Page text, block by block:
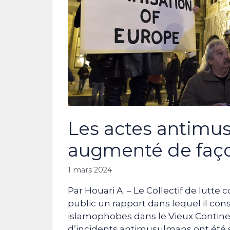
Les actes
augmenté de
1 mars 2024
Par Houari A. – Le Collectif de lutte
public un rapport dans lequel il
islamophobes dans le Vieux